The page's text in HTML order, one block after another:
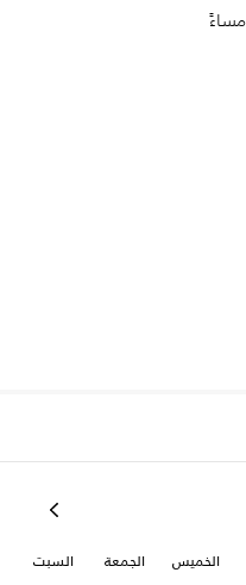
الخميس الجمعة السبت